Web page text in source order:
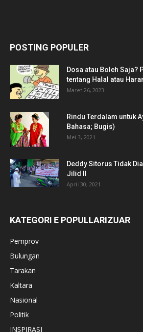
POSTING POPULER
Dosa atau Boleh Saja?
tentang Halal atau
Maret 26, 2023
Rindu Terdalam untuk
Bahasa; Bugis)
Mei 3, 2021
Deddy Sitorus Tidak
Jilid II
April 30, 2021
KATEGORI E POPULLARIZUAR
Pemprov
Bulungan
Tarakan
Kaltara
Nasional
Politik
INSPIRASI